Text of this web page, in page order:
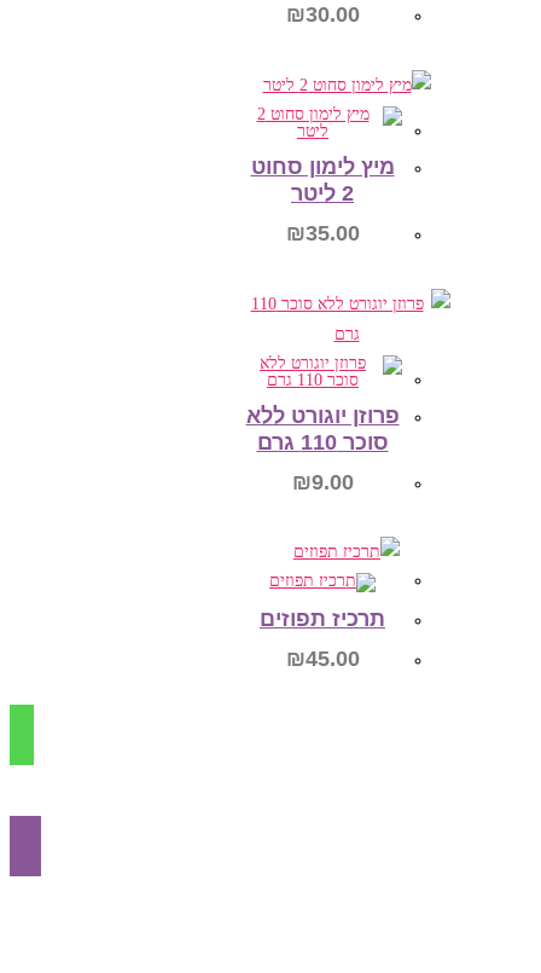
₪30.00
מיץ לימון סחוט
2 ליטר
₪35.00
הוספה לסל
פרוזן יוגורט ללא
סוכר 110 גרם
₪9.00
הוספה לסל
תרכיז תפוזים
₪45.00